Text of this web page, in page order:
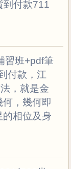
到付款711
習班+pdf筆
付款，江
，就是金
，幾何即
的相位及身